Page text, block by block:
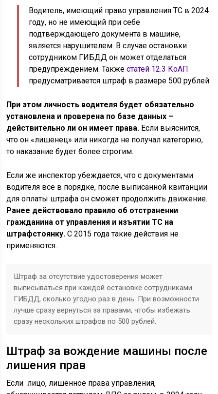
Водитель, имеющий право управления ТС в 2024
году, но не имеющий при себе
подтверждающего документа в машине,
является нарушителем. В случае остановки
сотрудником ГИБДД он может отделаться
предупреждением. Такжестатей 12.3 КоАП
предусматривается штраф в размере 500 рублей.
При этом личность водителя будет обязательно
установлена и проверена по базе данных –
действительно ли он имеет права. Если выяснится,
что он «лишенец» или никогда не получал категорию,
то наказание будет более строгим.
Если же инспектор убеждается, что с документами
водителя все в порядке, после выписанной квитанции
для оплаты штрафа он сможет продолжить движение.
Ранее действовало правило об отстранении
гражданина от управления и изъятии ТС на
штрафстоянку. С 2015 года такие действия не
применяются.
Штраф за отсутствие удостоверения может
выписываться при каждой остановке сотрудниками
ГИБДД, сколько угодно раз в день. При возможности
лучше сразу вернуться за правами, чтобы избежать
сразу нескольких штрафов по 500 рублей.
Штраф за вождение машины после
лишения прав
Если лицо, лишенное права управления,